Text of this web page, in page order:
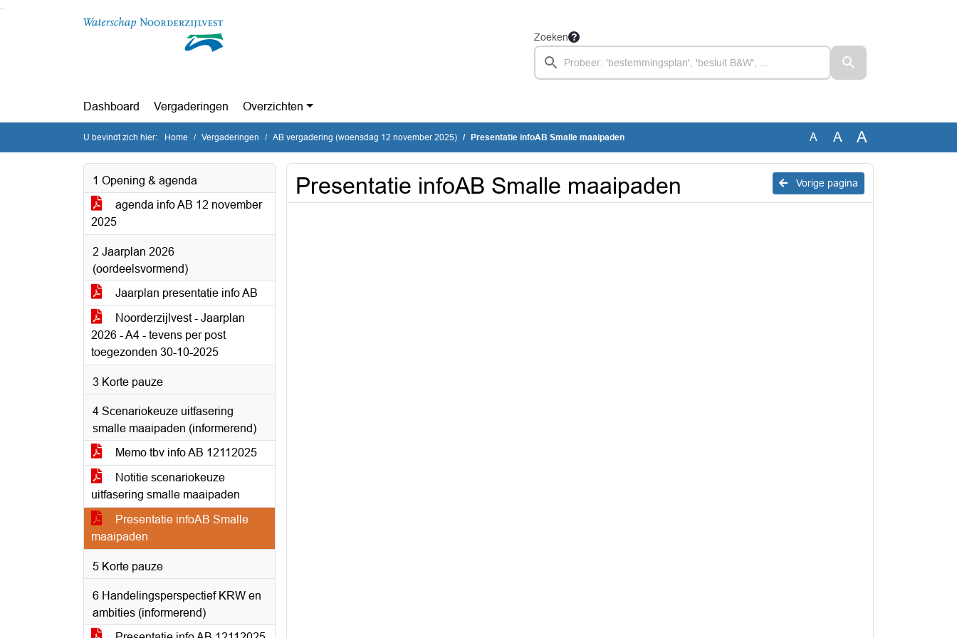
Ga naar de inhoud van deze pagina
Ga naar het zoeken
Ga naar het menu
Zoeken
Dashboard Vergaderingen Overzichten
U bevindt zich hier: Home Vergaderingen AB vergadering (woensdag 12 november 2025) Presentatie infoAB Smalle maaipaden A A A
1 Opening & agenda
agenda info AB 12 november
2025
2 Jaarplan 2026
(oordeelsvormend)
Jaarplan presentatie info AB
Noorderzijlvest - Jaarplan
2026 - A4 - tevens per post
toegezonden 30-10-2025
3 Korte pauze
4 Scenariokeuze uitfasering
smalle maaipaden (informerend)
Memo tbv info AB 12112025
Notitie scenariokeuze
uitfasering smalle maaipaden
Presentatie infoAB Smalle
maaipaden
5 Korte pauze
6 Handelingsperspectief KRW en
ambities (informerend)
Vorige pagina
Presentatie infoAB Smalle maaipaden